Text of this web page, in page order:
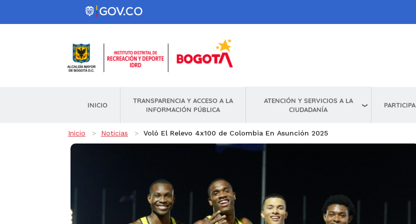
Pasar al contenido principal
INICIO
TRANSPARENCIA Y ACCESO A LA
INFORMACIÓN PÚBLICA
ATENCIÓN Y SERVICIOS A LA
CIUDADANÍA
PARTICIPA
Ruta de navegación
Inicio Noticias Voló El Relevo 4x100 de Colombia En Asunción 2025